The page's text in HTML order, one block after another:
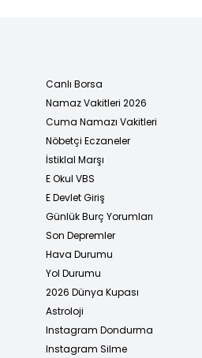
Canlı Borsa
Namaz Vakitleri 2026
Cuma Namazı Vakitleri
Nöbetçi Eczaneler
İstiklal Marşı
E Okul VBS
E Devlet Giriş
Günlük Burç Yorumları
Son Depremler
Hava Durumu
Yol Durumu
2026 Dünya Kupası
Astroloji
Instagram Dondurma
Instagram Silme